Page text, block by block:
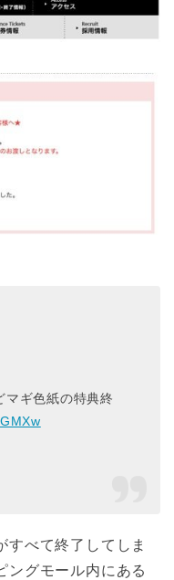
マギ色紙の特典終
すべて終了してしま
ングモール内にある